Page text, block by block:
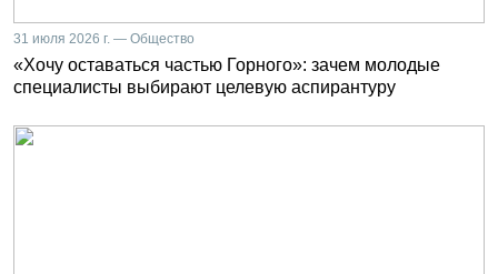
31 июля 2026 г. — Общество
«Хочу оставаться частью Горного»: зачем молодые
специалисты выбирают целевую аспирантуру